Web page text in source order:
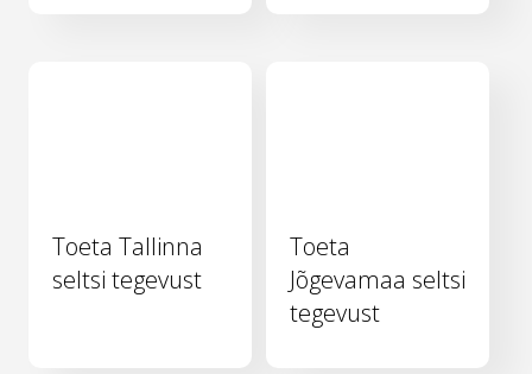
Toeta Tallinna
seltsi tegevust
Toeta
Jõgevamaa seltsi
tegevust